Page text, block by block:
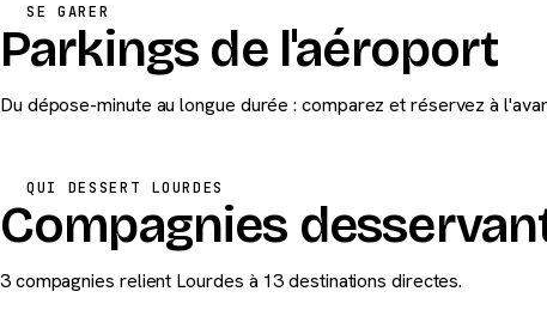
SE GARER
Parkings de l'aéroport
Du dépose-minute au longue durée : comparez et réservez à
QUI DESSERT LOURDES
Compagnies
3 compagnies relient Lourdes à 13 destinations directes.